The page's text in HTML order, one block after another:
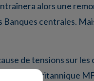
alors une
centrales.
de tensions sur les
britannique